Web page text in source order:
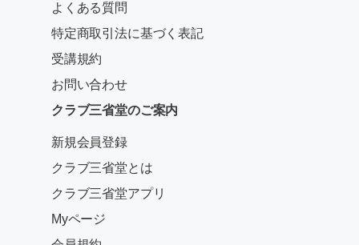
よくある質問
特定商取引法に基づく表記
受講規約
お問い合わせ
クラブ三省堂のご案内
新規会員登録
クラブ三省堂とは
クラブ三省堂アプリ
Myページ